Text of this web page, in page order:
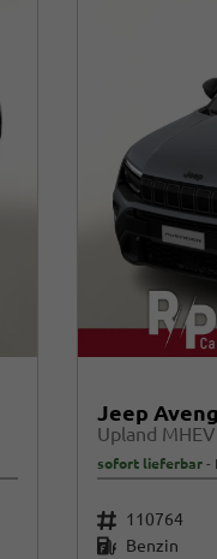
Jeep
Upland
sofort lieferbar
Fahrzeugnr. 110764
Kraftstoff Benzin